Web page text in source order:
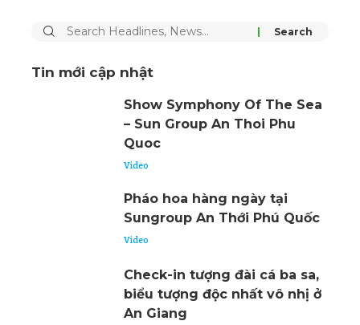
Tin mới cập nhật
Show Symphony Of The Sea
– Sun Group An Thoi Phu
Quoc
Video
Pháo hoa hàng ngày tại
Sungroup An Thới Phú Quốc
Video
Check-in tượng đài cá ba sa,
biểu tượng độc nhất vô nhị ở
An Giang